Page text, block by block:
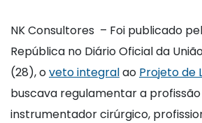
NK Consultores – Foi publicado
República no Diário Oficial da
(28), oveto integralao Projeto de
buscava regulamentar a
instrumentador cirúrgico,